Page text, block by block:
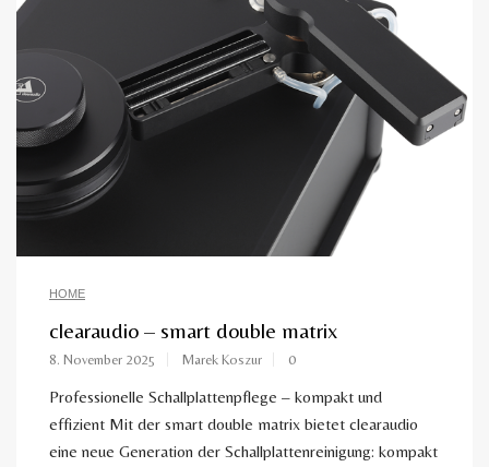
HOME
clearaudio – smart double matrix
8. November 2025 Marek Koszur 0
Professionelle Schallplattenpflege – kompakt und
effizient Mit der smart double matrix bietet clearaudio
eine neue Generation der Schallplattenreinigung: kompakt